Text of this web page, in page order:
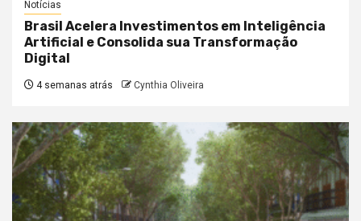
Notícias
Brasil Acelera Investimentos em Inteligência
Artificial e Consolida sua Transformação
Digital
4 semanas atrás Cynthia Oliveira